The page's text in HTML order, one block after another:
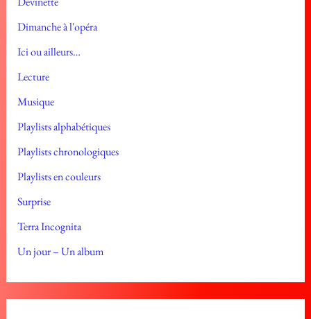
Dimanche à l'opéra
Ici ou ailleurs…
Lecture
Musique
Playlists alphabétiques
Playlists chronologiques
Playlists en couleurs
Surprise
Terra Incognita
Un jour – Un album